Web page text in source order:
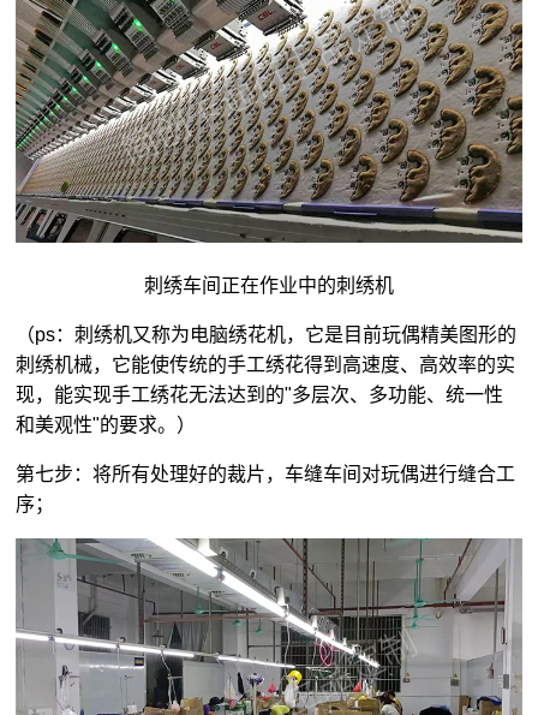
刺绣车间正在作业中的刺绣机
（ps：刺绣机又称为电脑绣花机，它是目前玩偶精美图形的
刺绣机械，它能使传统的手工绣花得到高速度、高效率的实
现，能实现手工绣花无法达到的"多层次、多功能、统一性
和美观性"的要求。）
第七步：将所有处理好的裁片，车缝车间对玩偶进行缝合工
序；